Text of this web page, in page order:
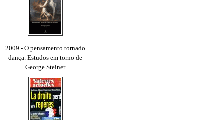
2009 - O pensamento tornado
dança. Estudos em torno de
George Steiner